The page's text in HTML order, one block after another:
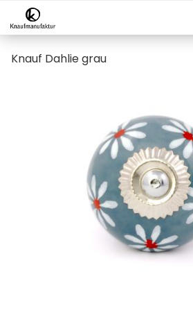
Knauf Dahlie grau